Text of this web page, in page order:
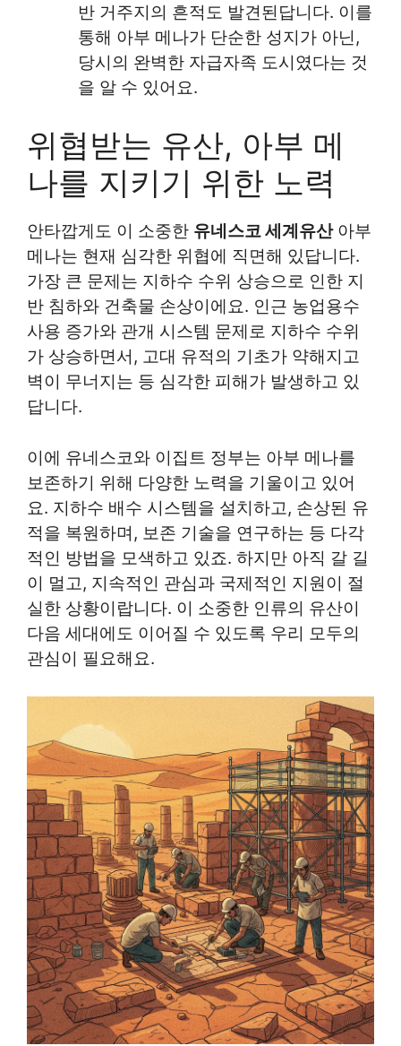
반 거주지의 흔적도 발견된답니다. 이를
통해 아부 메나가 단순한 성지가 아닌,
당시의 완벽한 자급자족 도시였다는 것
을 알 수 있어요.
위협받는 유산, 아부 메
나를 지키기 위한 노력
안타깝게도 이 소중한 유네스코 세계유산아부
메나는 현재 심각한 위협에 직면해 있답니다.
가장 큰 문제는 지하수 수위 상승으로 인한 지
반 침하와 건축물 손상이에요. 인근 농업용수
사용 증가와 관개 시스템 문제로 지하수 수위
가 상승하면서, 고대 유적의 기초가 약해지고
벽이 무너지는 등 심각한 피해가 발생하고 있
답니다.
이에 유네스코와 이집트 정부는 아부 메나를
보존하기 위해 다양한 노력을 기울이고 있어
요. 지하수 배수 시스템을 설치하고, 손상된 유
적을 복원하며, 보존 기술을 연구하는 등 다각
적인 방법을 모색하고 있죠. 하지만 아직 갈 길
이 멀고, 지속적인 관심과 국제적인 지원이 절
실한 상황이랍니다. 이 소중한 인류의 유산이
다음 세대에도 이어질 수 있도록 우리 모두의
관심이 필요해요.